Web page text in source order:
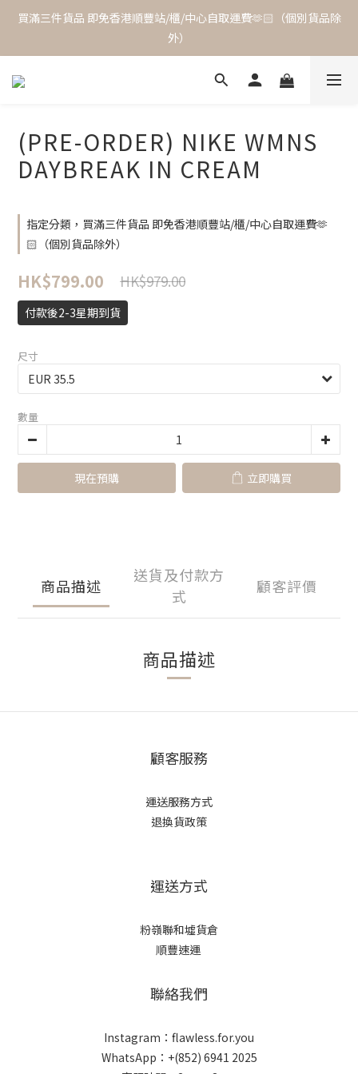
買滿三件貨品 即免香港順豐站/櫃/中心自取運費🫶🏻（個別貨品除
外）
(PRE-ORDER) NIKE WMNS
DAYBREAK IN CREAM
指定分類，買滿三件貨品 即免香港順豐站/櫃/中心自取運費🫶
🏻（個別貨品除外）
HK$799.00 HK$979.00
付款後2-3星期到貨
尺寸
數量
現在預購 立即購買
商品描述
送貨及付款方
式
顧客評價
商品描述
顧客服務
運送服務方式
退換貨政策
運送方式
粉嶺聯和墟貨倉
順豐速運
聯絡我們
Instagram：flawless.for.you
WhatsApp：+(852) 6941 2025